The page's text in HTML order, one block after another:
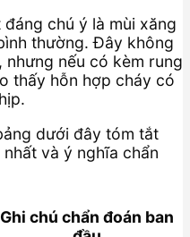
chú ý là mùi xăng
thường. Đây không
nhưng nếu có kèm rung
thấy hỗn hợp cháy có
dưới đây tóm tắt
và ý nghĩa chẩn
Ghi chú chẩn đoán ban